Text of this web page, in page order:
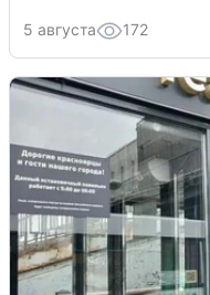
5 августа 172